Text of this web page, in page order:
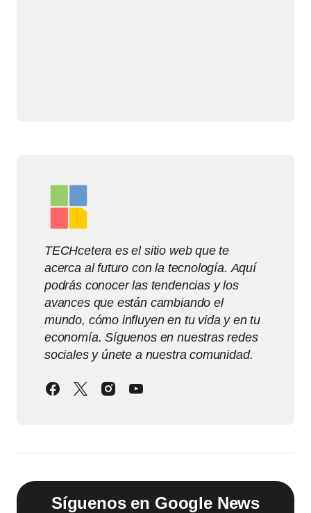
TECHcetera es el sitio web que te
acerca al futuro con la tecnología. Aquí
podrás conocer las tendencias y los
avances que están cambiando el
mundo, cómo influyen en tu vida y en tu
economía. Síguenos en nuestras redes
sociales y únete a nuestra comunidad.
Síguenos en Google News